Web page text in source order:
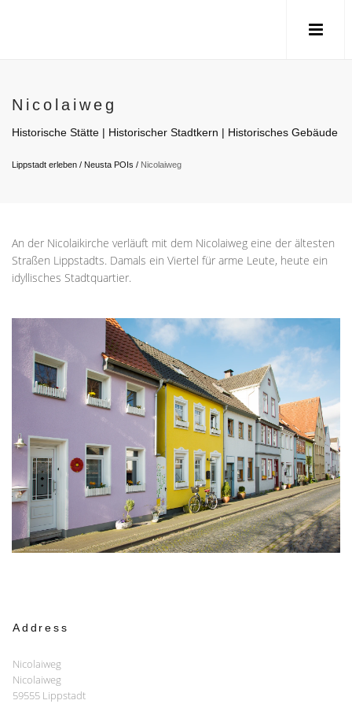
Nicolaiweg
Historische Stätte | Historischer Stadtkern | Historisches Gebäude
Lippstadt erleben / Neusta POIs / Nicolaiweg
An der Nicolaikirche verläuft mit dem Nicolaiweg eine der ältesten
Straßen Lippstadts. Damals ein Viertel für arme Leute, heute ein
idyllisches Stadtquartier.
Address
Nicolaiweg
Nicolaiweg
59555 Lippstadt